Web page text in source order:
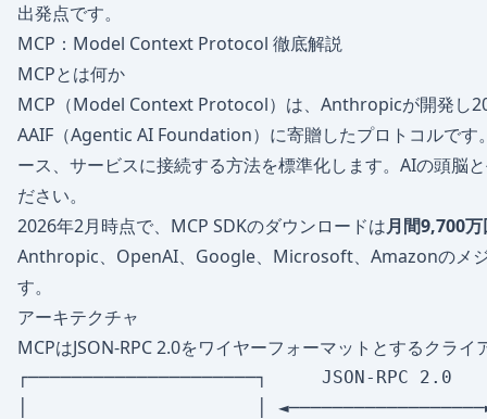
出発点です。
MCP：Model Context Protocol 徹底解説
MCPとは何か
MCP（Model Context Protocol）は、Anthropicが開発し
AAIF（Agentic AI Foundation）に寄贈したプロトコルで
ース、サービスに接続する方法を標準化します。AIの頭脳
ださい。
2026年2月時点で、MCP SDKのダウンロードは月間9,700万
Anthropic、OpenAI、Google、Microsoft、Amazonのメ
す。
アーキテクチャ
MCPはJSON-RPC 2.0をワイヤーフォーマットとするクラ
┌─────────────────────┐     JSON-RPC 2.0
│                     │